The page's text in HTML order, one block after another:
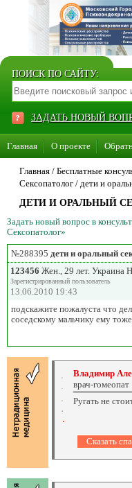
ПОИСК ПО САЙТУ:
ЗАДАТЬ НОВЫЙ
Главная О проекте
Стать консультантом нашего
Суперакция «Каждому врачу
Главная / Бесплатные
Сексопатолог / дети и
ДЕТИ И ОРАЛЬНЫЙ
Задать новый вопрос в
Сексопатолог»
№288395 дети и оральный
123456 Жен., 29 лет. Украина
Зарегистрированный пользователь
13.06.2010 19:43
подскажите пожалуста что
соседскому мальчику ему
Владимир
врач-гомеопат
Ругать не